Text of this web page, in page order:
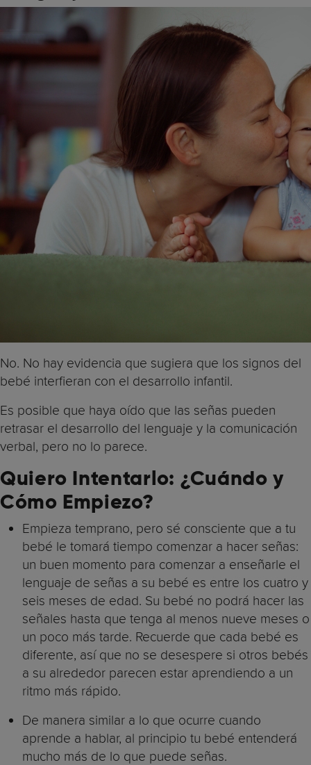
No. No hay evidencia que sugiera que los signos del
bebé interfieran con el desarrollo infantil.
Es posible que haya oído que las señas pueden
retrasar el desarrollo del lenguaje y la comunicación
verbal, pero no lo parece.
Quiero Intentarlo: ¿Cuándo y
Cómo Empiezo?
Empieza temprano, pero sé consciente que a tu
bebé le tomará tiempo comenzar a hacer señas:
un buen momento para comenzar a enseñarle el
lenguaje de señas a su bebé es entre los cuatro y
seis meses de edad. Su bebé no podrá hacer las
señales hasta que tenga al menos nueve meses o
un poco más tarde. Recuerde que cada bebé es
diferente, así que no se desespere si otros bebés
a su alrededor parecen estar aprendiendo a un
ritmo más rápido.
De manera similar a lo que ocurre cuando
aprende a hablar, al principio tu bebé entenderá
mucho más de lo que puede señas.